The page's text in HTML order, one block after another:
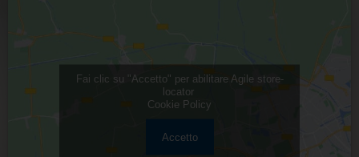
Fai clic su "Accetto" per abilitare Agile store-
locator
Cookie Policy
Accetto